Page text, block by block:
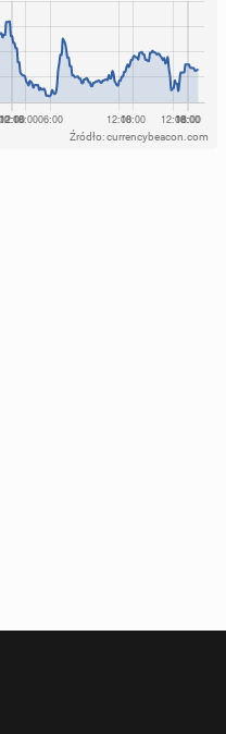
Źródło: currencybeacon.com